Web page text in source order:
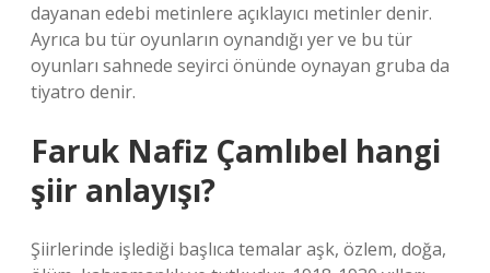
dayanan edebi metinlere açıklayıcı metinler denir.
Ayrıca bu tür oyunların oynandığı yer ve bu tür
oyunları sahnede seyirci önünde oynayan gruba da
tiyatro denir.
Faruk Nafiz Çamlıbel hangi
şiir anlayışı?
Şiirlerinde işlediği başlıca temalar aşk, özlem, doğa,